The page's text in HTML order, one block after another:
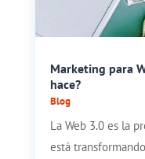
Marketing para
hace?
Blog
La Web 3.0 es la
está